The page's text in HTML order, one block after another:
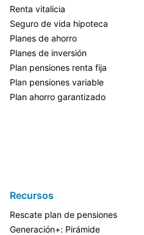
Renta vitalicia
Seguro de vida hipoteca
Planes de ahorro
Planes de inversión
Plan pensiones renta fija
Plan pensiones variable
Plan ahorro garantizado
Recursos
Rescate plan de pensiones
Generación+: Pirámide